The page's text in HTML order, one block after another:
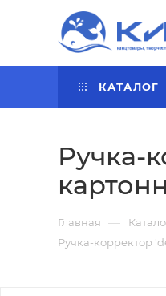
КАТАЛОГ
Ручка-
Главная —
Ручка-корректор